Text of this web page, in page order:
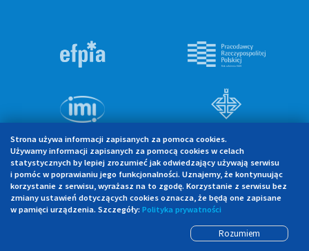
2026 © Copyright: Związek Pracodawców Innowacyjnych Firm
FarmaceutycznychINFARMA
All Rights Reserved. Wszelkie prawa zastrzeżone.
Wyprodukowane w Raz Dwa Projekt
Strona używa informacji zapisanych za pomoca cookies.
Używamy informacji zapisanych za pomocą cookies w celach
statystycznych by lepiej zrozumieć jak odwiedzający używają serwisu
i pomóc w poprawianiu jego funkcjonalności. Uznajemy, że kontynuując
korzystanie z serwisu, wyrażasz na to zgodę. Korzystanie z serwisu bez
zmiany ustawień dotyczących cookies oznacza, że będą one zapisane
w pamięci urządzenia. Szczegóły: Polityka prywatności
Rozumiem